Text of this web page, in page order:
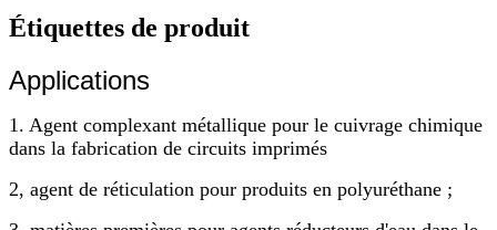
Étiquettes de produit
Applications
1. Agent complexant métallique pour le cuivrage chimique
dans la fabrication de circuits imprimés
2, agent de réticulation pour produits en polyuréthane ;